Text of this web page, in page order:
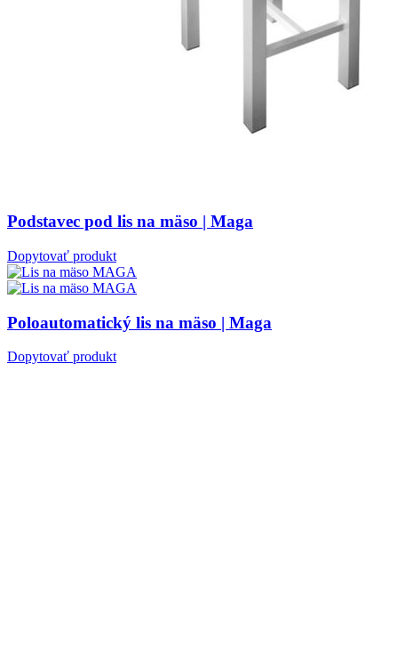
Podstavec pod lis na mäso | Maga
Dopytovať produkt
Poloautomatický lis na mäso | Maga
Dopytovať produkt